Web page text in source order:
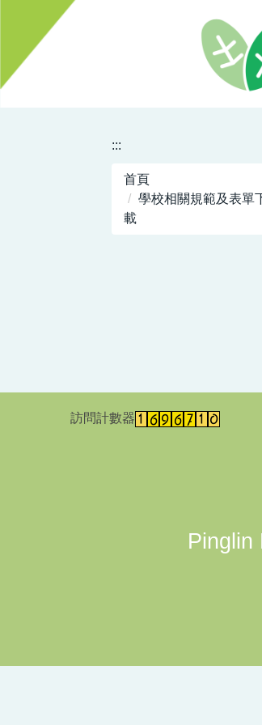
要
:::
首頁
學校相關規範及表單
載
訪問計數器
Pinglin